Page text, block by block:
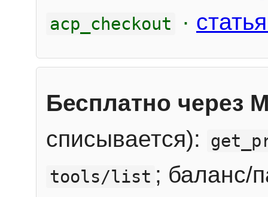
acp_checkout ·
Бесплатно через
списывается):
tools/list ; баланс/